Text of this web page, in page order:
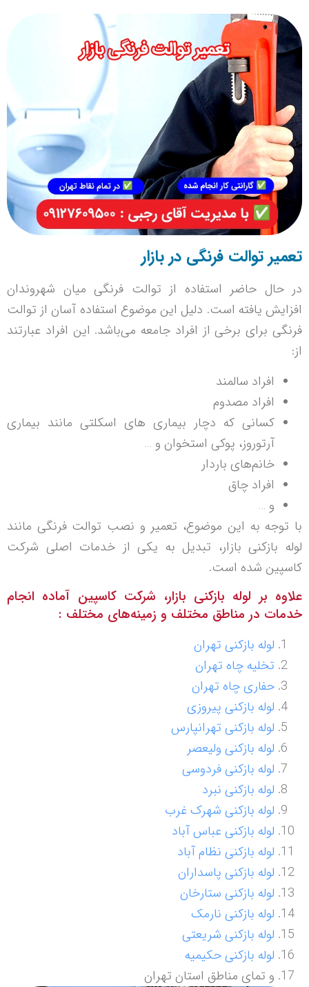
تعمیر توالت فرنگی در بازار
در حال حاضر استفاده از توالت فرنگی میان شهروندان
افزایش یافته است. دلیل این موضوع استفاده آسان از توالت
فرنگی برای برخی از افراد جامعه می‌باشد. این افراد عبارتند
از:
افراد سالمند
افراد مصدوم
کسانی که دچار بیماری های اسکلتی مانند بیماری
آرتوروز، پوکی استخوان و …
خانم‌های باردار
افراد چاق
و …
با توجه به این موضوع، تعمیر و نصب توالت فرنگی مانند
لوله بازکنی بازار، تبدیل به یکی از خدمات اصلی شرکت
کاسپین شده است.
علاوه بر لوله بازکنی بازار، شرکت کاسپین آماده انجام
خدمات در مناطق مختلف و زمینه‌های مختلف :
لوله بازکنی تهران
تخلیه چاه تهران
حفاری چاه تهران
لوله بازکنی پیروزی
لوله بازکنی تهرانپارس
لوله بازکنی ولیعصر
لوله بازکنی فردوسی
لوله بازکنی نبرد
لوله بازکنی شهرک غرب
لوله بازکنی عباس آباد
لوله بازکنی نظام آباد
لوله بازکنی پاسداران
لوله بازکنی ستارخان
لوله بازکنی نارمک
لوله بازکنی شریعتی
لوله بازکنی حکیمیه
و تمای مناطق استان تهران